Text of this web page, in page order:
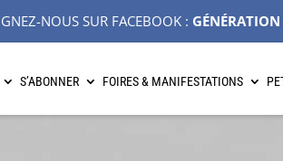
NOUS SUR FACEBOOK :
S’ABONNER FOIRES & MANIFESTATIONS